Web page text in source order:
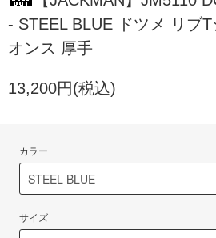
- STEEL BLUE ドツメ リブ
オンス 厚手
13,200円(税込)
カラー
サイズ